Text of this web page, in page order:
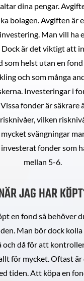
dina pengar.
bolagen. Avgiften är
Man vill ha
är det viktigt att
som helst utan en fond
och som många
Investeringar i
fonder är säkrare
vilken
svängningar
investerat fonder som
mellan 5-6.
JAG HAR
en fond så behöver
Man bör dock
och då för att
för mycket. Oftast är
tiden. Att köpa en